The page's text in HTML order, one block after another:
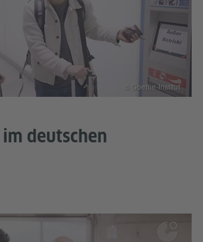
deutschen
© Goethe-Institut